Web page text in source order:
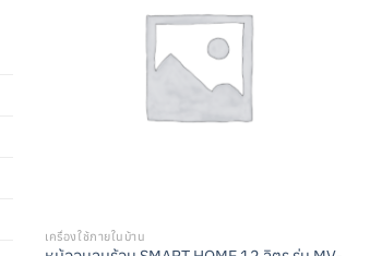
เครื่องใช้ภายในบ้าน